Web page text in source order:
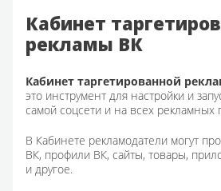
Кабинет
рекламы ВК
Кабинет таргетированной
это инструмент для настройки и
самой соцсети и на всех рекламных
В Кабинете рекламодатели могут
ВК, профили ВК, сайты, товары,
и другое.